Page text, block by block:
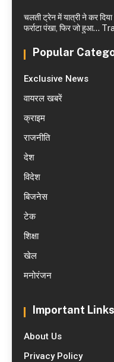
चलती ट्रेन में यात्री ने कर
फर्राटा पंखा, फिर जो हुआ…
Popular
Exclusive News
वायरल खबरें
क्राइम
राजनीति
देश
विदेश
बिजनेस
टेक
शिक्षा
खेल
मनोरंजन
Important Links
About Us
Privacy Policy